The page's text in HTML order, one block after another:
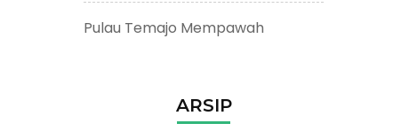
Pulau Temajo Mempawah
ARSIP